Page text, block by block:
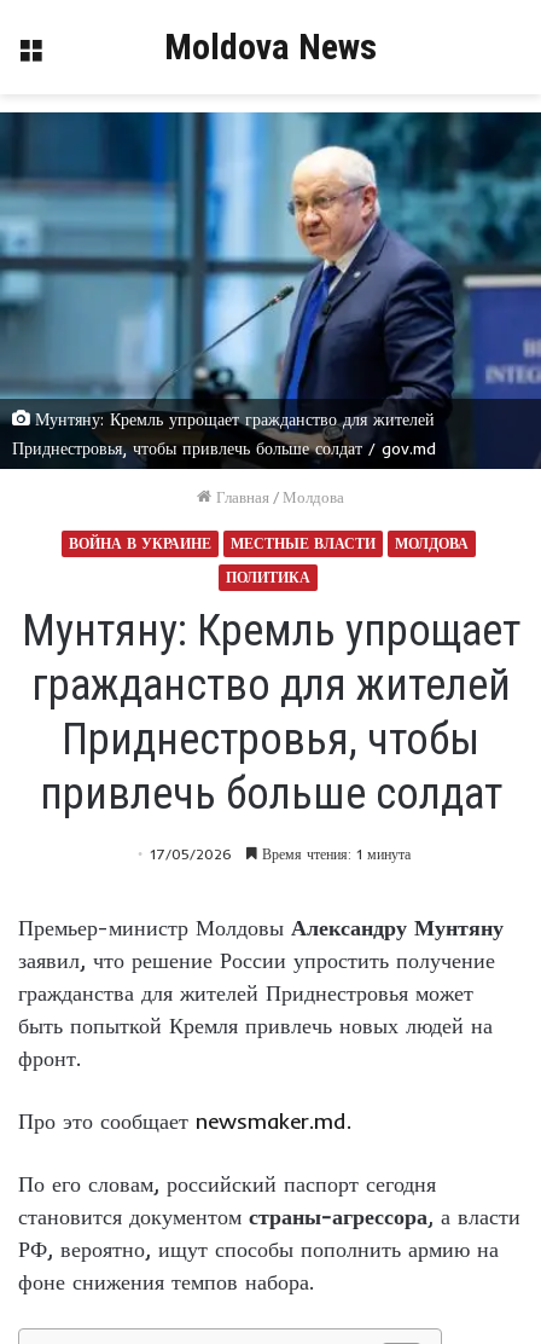
Меню Moldova News
Мунтяну: Кремль упрощает гражданство для жителей
Приднестровья, чтобы привлечь больше солдат / gov.md
Главная /Молдова
ВОЙНА В УКРАИНЕ МЕСТНЫЕ ВЛАСТИ
МОЛДОВА
ПОЛИТИКА
Мунтяну: Кремль упрощает
гражданство для жителей
Приднестровья, чтобы
привлечь больше солдат
17/05/2026 Время чтения: 1 минута
Премьер-министр Молдовы Александру Мунтяну
заявил, что решение России упростить получение
гражданства для жителей Приднестровья может
быть попыткой Кремля привлечь новых людей на
фронт.
Про это сообщает newsmaker.md.
По его словам, российский паспорт сегодня
становится документом страны-агрессора, а власти
РФ, вероятно, ищут способы пополнить армию на
фоне снижения темпов набора.